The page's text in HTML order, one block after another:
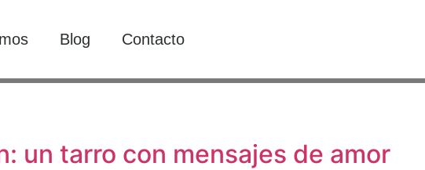
Blog Contacto
un tarro con mensajes de amor